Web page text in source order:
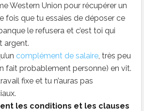
Western Union pour récupérer un
fois que tu essaies de déposer ce
le refusera et c’est toi qui
argent.
complément de salaire , très peu
fait probablement personne) en vit.
fixe et tu n’auras pas
les conditions et les clauses